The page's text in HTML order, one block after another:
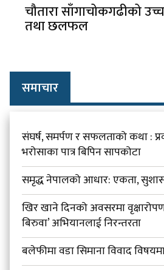
चौतारा साँगाचोकगढीको
तथा छलफल
समाचार
संघर्ष, समर्पण र सफलताको कथा :
भरोसाका पात्र बिपिन सापकोटा
समृद्ध नेपालको आधार: एकता,
खिर खाने दिनको अवसरमा
बिरुवा’ अभियानलाई निरन्तरता
बलेफीमा वडा सिमाना विवाद